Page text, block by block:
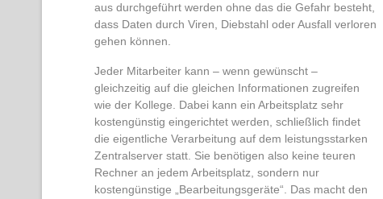
aus durchgeführt werden ohne das die Gefahr besteht,
dass Daten durch Viren, Diebstahl oder Ausfall verloren
gehen können.
Jeder Mitarbeiter kann – wenn gewünscht –
gleichzeitig auf die gleichen Informationen zugreifen
wie der Kollege. Dabei kann ein Arbeitsplatz sehr
kostengünstig eingerichtet werden, schließlich findet
die eigentliche Verarbeitung auf dem leistungsstarken
Zentralserver statt. Sie benötigen also keine teuren
Rechner an jedem Arbeitsplatz, sondern nur
kostengünstige „Bearbeitungsgeräte“. Das macht den